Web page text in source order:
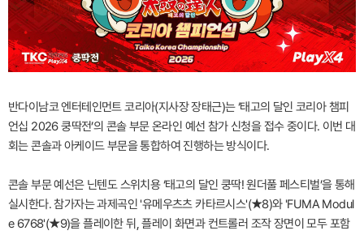
반다이남코 엔터테인먼트 코리아(지사장 장태근)는 ‘태고의 달인 코리아 챔피
언십 2026 쿵딱전’의 콘솔 부문 온라인 예선 참가 신청을 접수 중이다. 이번 대
회는 콘솔과 아케이드 부문을 통합하여 진행하는 방식이다.
콘솔 부문 예선은 닌텐도 스위치용 ‘태고의 달인 쿵딱! 원더풀 페스티벌’을 통해
실시한다. 참가자는 과제곡인 '유메우츠츠 카타르시스'(★8)와 'FUMA Modul
e 6768'(★9)을 플레이한 뒤, 플레이 화면과 컨트롤러 조작 장면이 모두 포함